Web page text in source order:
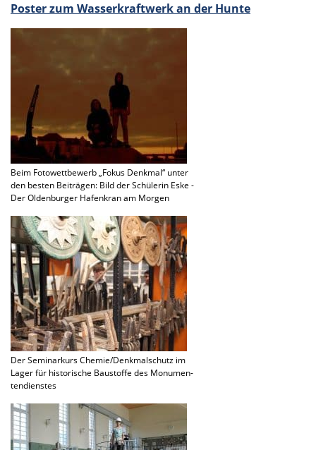
Poster zum Wasser­kraft­werk an der Hunte
Beim Fotowett­be­werb „Fokus Denkmal“ unter
den besten Beiträ­gen: Bild der Schüle­rin Eske -
Der Olden­bur­ger Hafen­kran am Morgen
Der Seminar­kurs Chemie/Denkmalschutz im
Lager für histo­ri­sche Baustoffe des Monumen­
ten­diens­tes